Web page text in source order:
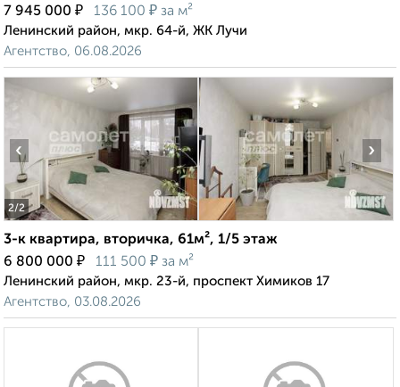
7 945 000 ₽ 136 100 ₽ за м²
Ленинский район, мкр. 64-й, ЖК Лучи
Агентство, 06.08.2026
2/2
‹ ›
3-к квартира, вторичка, 61м², 1/5 этаж
6 800 000 ₽ 111 500 ₽ за м²
Ленинский район, мкр. 23-й, проспект Химиков 17
Агентство, 03.08.2026